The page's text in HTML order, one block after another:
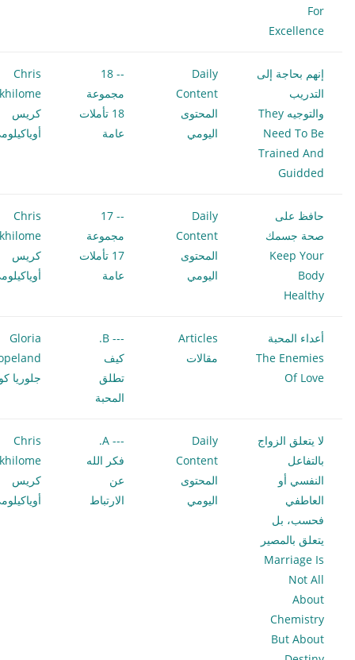
For
Excellence
إنهم بحاجة إلى
التدريب
والتوجيه They
Need To Be
Trained And
Guidded
Daily
Content
المحتوى
اليومي
-- 18
مجموعة
18 تأملات
عامة
Chris
كريس
حافظ على
صحة جسمك
Keep Your
Body
Healthy
Daily
Content
المحتوى
اليومي
-- 17
مجموعة
17 تأملات
عامة
Chris
كريس
أعداء المحبة
The Enemies
Of Love
Articles
مقالات
--- B.
كيف
تطلق
المحبة
Gloria
جلوريا
لا يتعلق الزواج
بالتفاعل
النفسي أو
العاطفي
فحسب، بل
يتعلق بالمصير
Marriage Is
Not All
About
Chemistry
But About
Daily
Content
المحتوى
اليومي
--- A.
فكر الله
عن
الارتباط
Chris
كريس